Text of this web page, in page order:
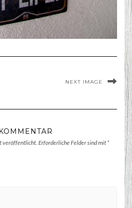
NEXT IMAGE
veröffentlicht. Erforderliche Felder sind mit *